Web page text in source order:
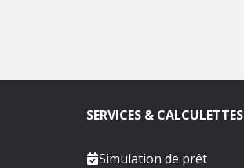
SERVICES & CALCULETTES
Simulation de prêt